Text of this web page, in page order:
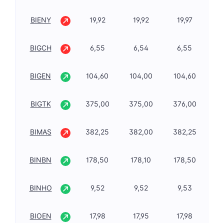
BIENY 19,92 19,92 19,97
BIGCH 6,55 6,54 6,55
BIGEN 104,60 104,00 104,60
BIGTK 375,00 375,00 376,00
BIMAS 382,25 382,00 382,25
BINBN 178,50 178,10 178,50
BINHO 9,52 9,52 9,53
BIOEN 17,98 17,95 17,98